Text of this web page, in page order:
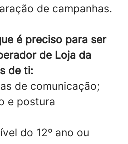
de campanhas.
é preciso para ser
de Loja da
de ti:
de comunicação;
e postura
do 12º ano ou